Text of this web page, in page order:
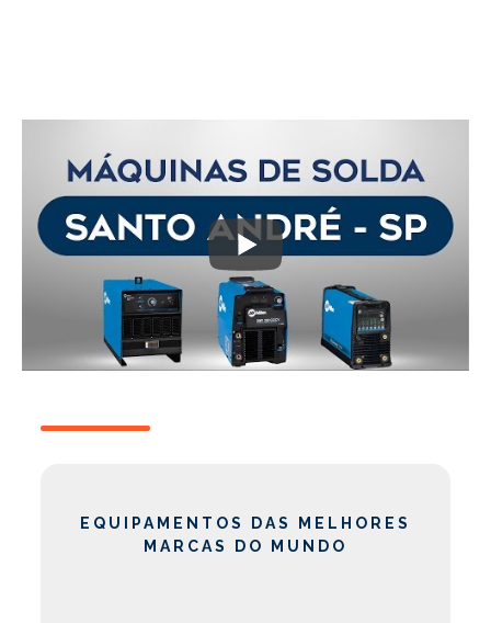
EQUIPAMENTOS DAS MELHORES
MARCAS DO MUNDO